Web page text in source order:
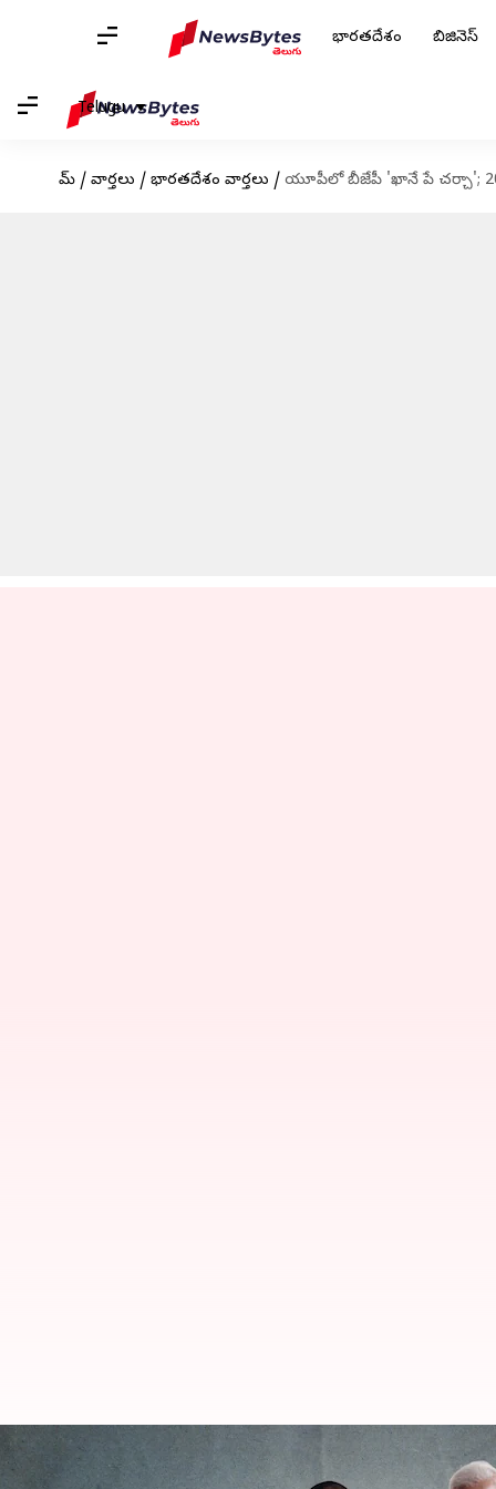
భారతదేశం బిజినెస్
Telugu
హోమ్ / వార్తలు / భారతదేశం వార్తలు / యూపీలో బీజేపీ 'ఖానే పే చర్చా';
యూపీలో బీజేపీ 'ఖానే పే చర్చా'; 2024